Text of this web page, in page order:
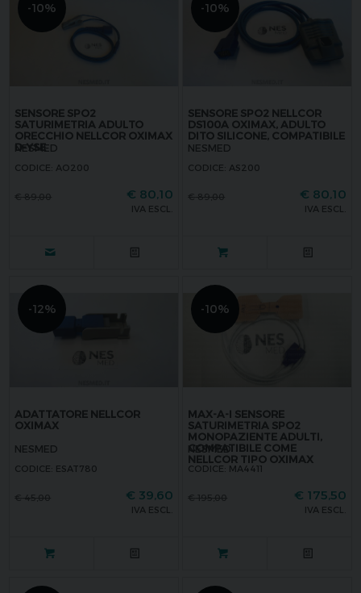
-10%
SENSORE SPO2
SATURIMETRIA ADULTO
ORECCHIO NELLCOR OXIMAX
D-YSE
NESMED
CODICE: AO200
€ 80,10
IVA ESCL.
-10%
SENSORE SPO2 NELLCOR
DS100A OXIMAX, ADULTO
DITO SILICONE, COMPATIBILE
NESMED
CODICE: AS200
€ 80,10
IVA ESCL.
-12%
ADATTATORE NELLCOR
OXIMAX
NESMED
CODICE: ESAT780
€ 39,60
IVA ESCL.
-10%
MAX-A-I SENSORE
SATURIMETRIA SPO2
MONOPAZIENTE ADULTI,
COMPATIBILE COME
NELLCOR TIPO OXIMAX
NESMED
CODICE: MA4411
€ 175,50
IVA ESCL.